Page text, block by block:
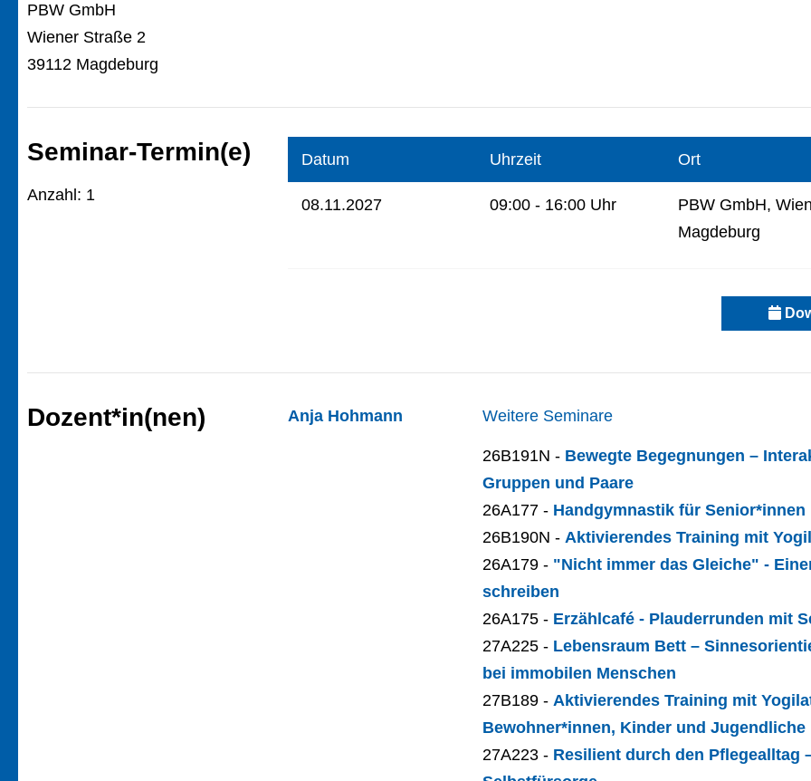
PBW GmbH
Wiener Straße 2
39112 Magdeburg
Seminar-Termin(e)
Anzahl: 1
Datum Uhrzeit Ort
08.11.2027 09:00 - 16:00 Uhr
PBW GmbH,
Magdeburg
Dozent*in(nen) Anja Hohmann Weitere Seminare
26B191N - Bewegte Begegnungen –
Gruppen und Paare
26A177 - Handgymnastik für Senior*innen
26B190N -Aktivierendes Training mit
26A179 - "Nicht immer das Gleiche" -
schreiben
26A175 - Erzählcafé - Plauderrunden mit
27A225 - Lebensraum Bett –
bei immobilen Menschen
27B189 -Aktivierendes Training mit
Bewohner*innen, Kinder und Jugendliche
27A223 - Resilient durch den Pflegealltag